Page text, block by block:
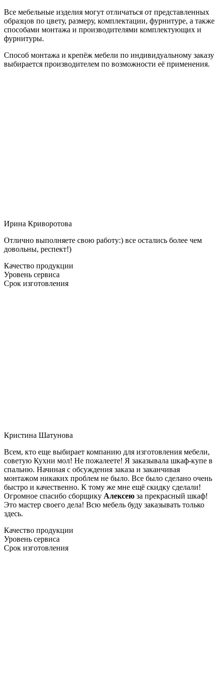
Все мебельные изделия могут отличаться от представленных
образцов по цвету, размеру, комплектации, фурнитуре, а также
способами монтажа и производителями комплектующих и
фурнитуры.
Способ монтажа и крепёж мебели по индивидуальному заказу
выбирается производителем по возможности её применения.
Ирина Криворотова
Отлично выполняете свою работу:) все остались более чем
довольны, респект!)
Качество продукции
Уровень сервиса
Срок изготовления
Кристина Шатунова
Всем, кто еще выбирает компанию для изготовления мебели,
советую Кухни мол! Не пожалеете! Я заказывала шкаф-купе в
спальню. Начиная с обсуждения заказа и заканчивая
монтажом никаких проблем не было. Все было сделано очень
быстро и качественно. К тому же мне ещё скидку сделали!
Огромное спасибо сборщику Алексею за прекрасный шкаф!
Это мастер своего дела! Всю мебель буду заказывать только
здесь.
Качество продукции
Уровень сервиса
Срок изготовления